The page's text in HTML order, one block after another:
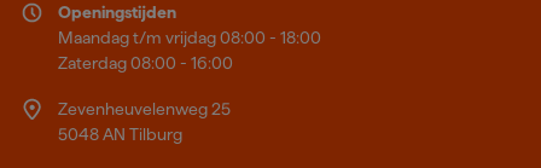
Openingstijden
Maandag t/m vrijdag 08:00 - 18:00
Zaterdag 08:00 - 16:00
Zevenheuvelenweg 25
5048 AN Tilburg